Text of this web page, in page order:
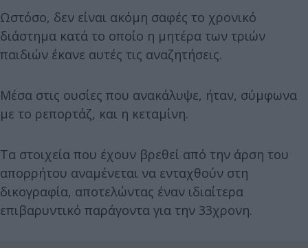
Ωστόσο, δεν είναι ακόμη σαφές το χρονικό
διάστημα κατά το οποίο η μητέρα των τριών
παιδιών έκανε αυτές τις αναζητήσεις.
Μέσα στις ουσίες που ανακάλυψε, ήταν, σύμφωνα
με το ρεπορτάζ, και η κεταμίνη.
Τα στοιχεία που έχουν βρεθεί από την άρση του
απορρήτου αναμένεται να ενταχθούν στη
δικογραφία, αποτελώντας έναν ιδιαίτερα
επιβαρυντικό παράγοντα για την 33χρονη.